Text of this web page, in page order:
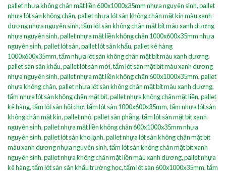
pallet nhựa không chân mặt liền 600x1000x35mm nhựa nguyên sinh,pallet
nhựa lót sàn không chân,pallet nhựa lót sàn không chân mặt kín màu xanh
dương nhựa nguyên sinh,tấm lót sàn không chân mặt bít màu xanh dương
nhựa nguyên sinh,pallet nhựa mặt liền không chân 1000x600x35mm nhựa
nguyên sinh,pallet lót sàn,pallet lót sân khấu,pallet kê hàng
1000x600x35mm,tấm nhựa lót sàn không chân mặt bít màu xanh dương,
pallet sàn sân khấu,pallet lót sàn mới,tấm lót sàn mặt bít màu xanh dương
nhựa nguyên sinh,pallet nhựa mặt liền không chân 600x1000x35mm,pallet
nhựa không chân,pallet nhựa lót sàn không chân mặt bít màu xanh dương,
tấm nhựa lót sàn không chân mặt bít,pallet nhựa không chân mặt liền,pallet
kê hàng,tấm lót sàn hội chợ,tấm lót sàn 1000x600x35mm,tấm nhựa lót sàn
không chân mặt kín,pallet nhỏ,pallet sàn phẳng,tấm lót sàn mặt bít xanh
nguyên sinh,pallet nhựa mặt liền không chân 600x1000x35mm nhựa
nguyên sinh,pallet lót sàn kho lạnh,pallet nhựa lót sàn không chân mặt bít
màu xanh dương nhựa nguyên sinh,tấm lót sàn không chân mặt bít xanh
nguyên sinh,pallet nhựa không chân mặt liền màu xanh dương,pallet nhựa
kê hàng,tấm lót sàn sân khấu trường học,tấm lót sàn 600x1000x35mm,tấm